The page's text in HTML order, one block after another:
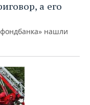
а его
нашли